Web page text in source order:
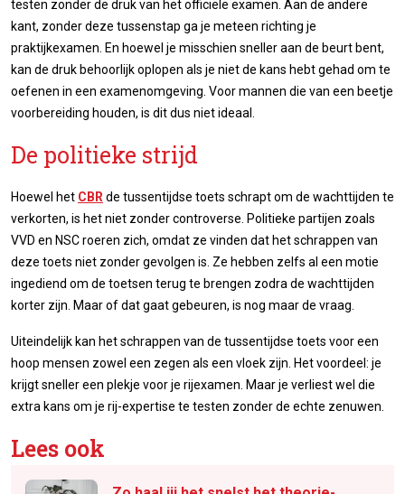
testen zonder de druk van het officiële examen. Aan de andere
kant, zonder deze tussenstap ga je meteen richting je
praktijkexamen. En hoewel je misschien sneller aan de beurt bent,
kan de druk behoorlijk oplopen als je niet de kans hebt gehad om te
oefenen in een examenomgeving. Voor mannen die van een beetje
voorbereiding houden, is dit dus niet ideaal.
De politieke strijd
Hoewel het CBRde tussentijdse toets schrapt om de wachttijden te
verkorten, is het niet zonder controverse. Politieke partijen zoals
VVD en NSC roeren zich, omdat ze vinden dat het schrappen van
deze toets niet zonder gevolgen is. Ze hebben zelfs al een motie
ingediend om de toetsen terug te brengen zodra de wachttijden
korter zijn. Maar of dat gaat gebeuren, is nog maar de vraag.
Uiteindelijk kan het schrappen van de tussentijdse toets voor een
hoop mensen zowel een zegen als een vloek zijn. Het voordeel: je
krijgt sneller een plekje voor je rijexamen. Maar je verliest wel die
extra kans om je rij-expertise te testen zonder de echte zenuwen.
Lees ook